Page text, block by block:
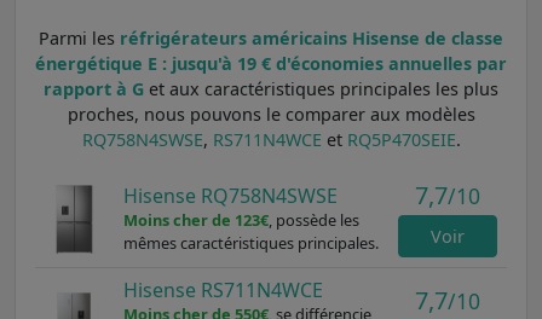
Parmi les réfrigérateurs américains Hisense de classe
énergétique E : jusqu'à 19 € d'économies annuelles par
rapport à G et aux caractéristiques principales les plus
proches, nous pouvons le comparer aux modèles
RQ758N4SWSE, RS711N4WCE et RQ5P470SEIE.
Hisense RQ758N4SWSE
Moins cher de 123€, possède les
mêmes caractéristiques principales.
7,7/10
Voir
Hisense RS711N4WCE
Moins cher de 550€, se différencie
7,7/10